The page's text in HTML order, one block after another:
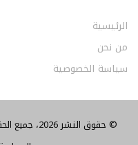
الرئيسية
من نحن
سياسة الخصوصية
© حقوق النشر 2026، جميع الحقوق محفوظة |